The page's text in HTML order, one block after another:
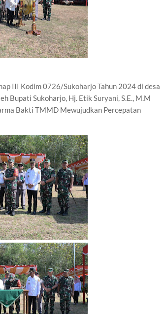
III Kodim 0726/Sukoharjo Tahun 2024 di desa
Bupati Sukoharjo, Hj. Etik Suryani, S.E., M.M
Bakti TMMD Mewujudkan Percepatan